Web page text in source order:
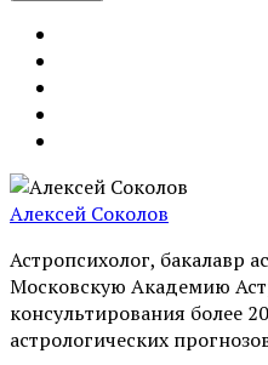
Алексей Соколов
Астропсихолог, бакалавр
Московскую Академию
консультирования более
астрологических